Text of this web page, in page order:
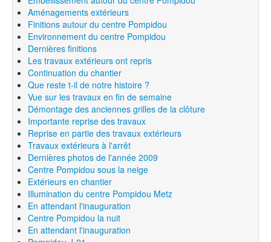
Aménagements extérieurs
Finitions autour du centre Pompidou
Environnement du centre Pompidou
Dernières finitions
Les travaux extérieurs ont repris
Continuation du chantier
Que reste t-il de notre histoire ?
Vue sur les travaux en fin de semaine
Démontage des anciennes grilles de la clôture
Importante reprise des travaux
Reprise en partie des travaux extérieurs
Travaux extérieurs à l'arrêt
Dernières photos de l'année 2009
Centre Pompidou sous la neige
Extérieurs en chantier
Illumination du centre Pompidou Metz
En attendant l'inauguration
Centre Pompidou la nuit
En attendant l'inauguration